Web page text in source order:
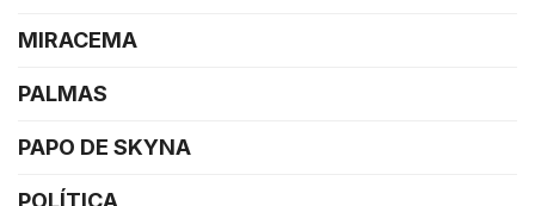
MIRACEMA
PALMAS
PAPO DE SKYNA
POLÍTICA